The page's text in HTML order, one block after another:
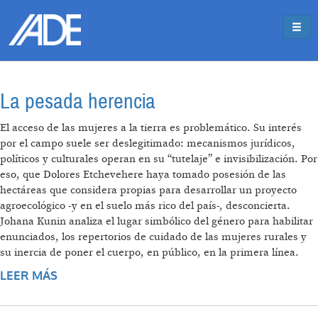
La pesada herencia
El acceso de las mujeres a la tierra es problemático. Su interés
por el campo suele ser deslegitimado: mecanismos jurídicos,
políticos y culturales operan en su “tutelaje” e invisibilización. Por
eso, que Dolores Etchevehere haya tomado posesión de las
hectáreas que considera propias para desarrollar un proyecto
agroecológico -y en el suelo más rico del país-, desconcierta.
Johana Kunin analiza el lugar simbólico del género para habilitar
enunciados, los repertorios de cuidado de las mujeres rurales y
su inercia de poner el cuerpo, en público, en la primera línea.
LEER MÁS